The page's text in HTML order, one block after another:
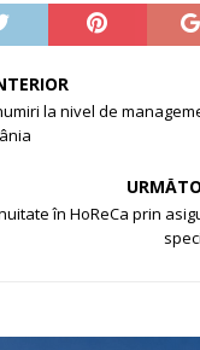
la nivel de
în HoReCa prin